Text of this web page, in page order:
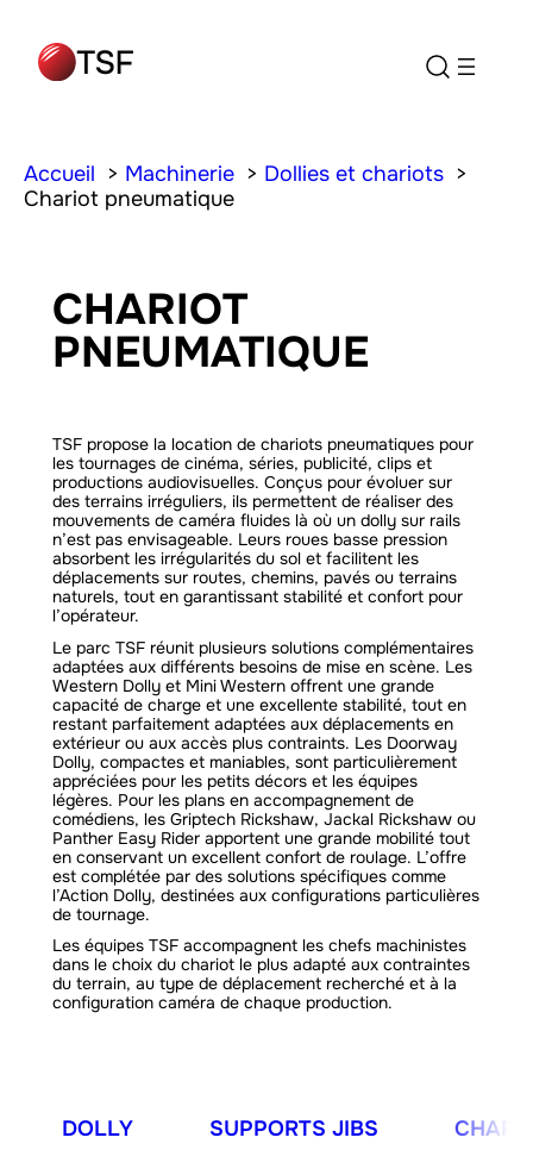
Accueil Machinerie
Dollies et chariots
Chariot pneumatique
CHARIOT
PNEUMATIQUE
TSF propose la location de chariots pneumatiques pour
les tournages de cinéma, séries, publicité, clips et
productions audiovisuelles. Conçus pour évoluer sur
des terrains irréguliers, ils permettent de réaliser des
mouvements de caméra fluides là où un dolly sur rails
n’est pas envisageable. Leurs roues basse pression
absorbent les irrégularités du sol et facilitent les
déplacements sur routes, chemins, pavés ou terrains
naturels, tout en garantissant stabilité et confort pour
l’opérateur.
Le parc TSF réunit plusieurs solutions complémentaires
adaptées aux différents besoins de mise en scène. Les
Western Dolly et Mini Western offrent une grande
capacité de charge et une excellente stabilité, tout en
restant parfaitement adaptées aux déplacements en
extérieur ou aux accès plus contraints. Les Doorway
Dolly, compactes et maniables, sont particulièrement
appréciées pour les petits décors et les équipes
légères. Pour les plans en accompagnement de
comédiens, les Griptech Rickshaw, Jackal Rickshaw ou
Panther Easy Rider apportent une grande mobilité tout
en conservant un excellent confort de roulage. L’offre
est complétée par des solutions spécifiques comme
l’Action Dolly, destinées aux configurations particulières
de tournage.
Les équipes TSF accompagnent les chefs machinistes
dans le choix du chariot le plus adapté aux contraintes
du terrain, au type de déplacement recherché et à la
configuration caméra de chaque production.
DOLLY SUPPORTS JIBS